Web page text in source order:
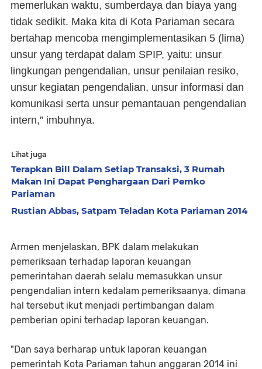
memerlukan waktu, sumberdaya dan biaya yang
tidak sedikit. Maka kita di Kota Pariaman secara
bertahap mencoba mengimplementasikan 5 (lima)
unsur yang terdapat dalam SPIP, yaitu: unsur
lingkungan pengendalian, unsur penilaian resiko,
unsur kegiatan pengendalian, unsur informasi dan
komunikasi serta unsur pemantauan pengendalian
intern,” imbuhnya.
Lihat juga
Terapkan Bill Dalam Setiap Transaksi, 3 Rumah
Makan Ini Dapat Penghargaan Dari Pemko
Pariaman
Rustian Abbas, Satpam Teladan Kota Pariaman 2014
Armen menjelaskan, BPK dalam melakukan
pemeriksaan terhadap laporan keuangan
pemerintahan daerah selalu memasukkan unsur
pengendalian intern kedalam pemeriksaanya, dimana
hal tersebut ikut menjadi pertimbangan dalam
pemberian opini terhadap laporan keuangan.
"Dan saya berharap untuk laporan keuangan
pemerintah Kota Pariaman tahun anggaran 2014 ini